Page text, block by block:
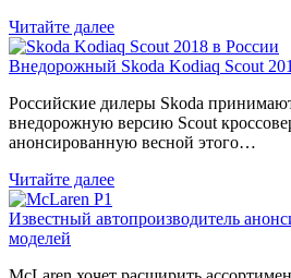
Читайте далее
Внедорожный Skoda Kodiaq Scout
Российские дилеры Skoda
внедорожную версию Scout
анонсированную весной этого…
Читайте далее
Известный автопроизводитель
моделей